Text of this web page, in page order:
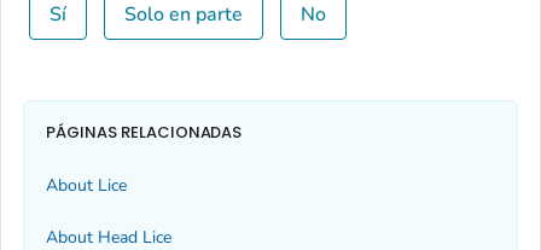
Sí Solo en parte No
PÁGINAS RELACIONADAS
About Lice
About Head Lice